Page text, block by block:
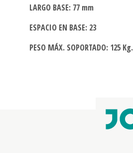
LARGO BASE: 77 mm
ESPACIO EN BASE: 23
PESO MÁX. SOPORTADO: 125 Kg.